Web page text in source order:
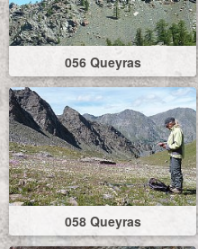
056 Queyras
058 Queyras